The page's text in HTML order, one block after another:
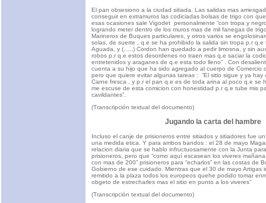
El pan obsesiono a la ciudad sitiada. Las salidas mas
conseguir en extramuros las codiciadas bolsas de trigo con
esas ocasiones sale Vigodet personalmente “con tropa y
logrando meter dentro de los muros mas de mil fanegas de
Marineros de Buques particulares, y otros varios se
solas, de suerte , q.e se ha prohibido la salida sin tropa p.r q.e
Aguada, y (…..) Cordon han quedado a pedir limosna, y sin
robos p.r q.e estos desordenes no traen mas q.e saciar la
entretenidos y araganes de q.e esta todo lleno” . Con
cuenta a su hijo que ha sido agregado al cuerpo de Comercio
pero que quiere evitar algunas tareas : “El sitio sigue y ya hay
Carne fresca , y p.r el pan q.e es de toda arina al poco q.e se
me escuse de esta comicion con honestidad p.r q.e tube mis
cavildantes”.
(Transcripción textual del documento)
Jugando la carta del hambre
Incluso el canje de prisioneros entre sitiados y sitiadores fue
una medida etica. Y para ambos bandos : el 28 de mayo
relacion diaria que se hablo infructuosamente con la Junta
prisioneros, pero que “como aquí escasean los viveres
con mas de 200” prisioneros para “echarlos” en las costas de
Gobierno de ese cuidado. Mientras que el 30 de mayo Artigas
remitido a la plaza todos los europeos quehe podido tomar
obgeto de estrecharles mas el sitio en punto a los viveres”
(Transcripción textual del documento)